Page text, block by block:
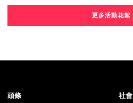
更多活動花絮
頭條 社會